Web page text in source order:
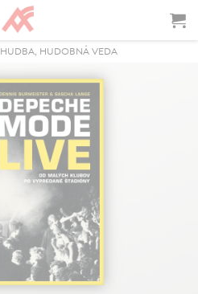
HUDBA, HUDOBNÁ VEDA